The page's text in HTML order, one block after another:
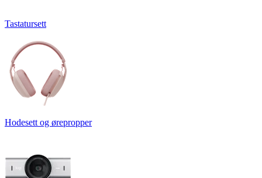
Tastatursett
Hodesett og ørepropper